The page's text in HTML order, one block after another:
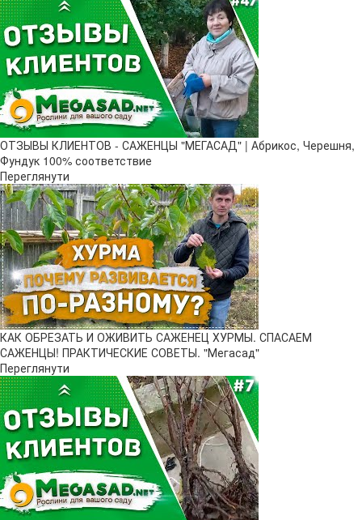
ОТЗЫВЫ КЛИЕНТОВ - САЖЕНЦЫ "МЕГАСАД" | Абрикос, Черешня,
Фундук 100% соответствие
Переглянути
КАК ОБРЕЗАТЬ И ОЖИВИТЬ САЖЕНЕЦ ХУРМЫ. СПАСАЕМ
САЖЕНЦЫ! ПРАКТИЧЕСКИЕ СОВЕТЫ. "Мегасад"
Переглянути